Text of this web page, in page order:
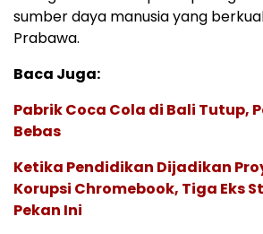
sumber daya manusia yang
Prabawa.
Baca Juga:
Pabrik Coca Cola di Bali Tutup,
Bebas
Ketika Pendidikan Dijadikan
Korupsi Chromebook, Tiga Eks
Pekan Ini